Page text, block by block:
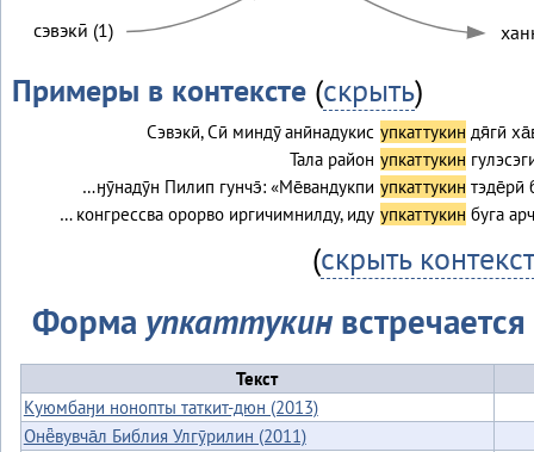
сэвэкӣ (1)
Примеры в контексте(скрыть)
Сэвэкӣ, Сӣ миндӯ анӣнадукис упкаттукин дя̄гӣ
Тала район упкаттукин
…ӈӯнадӯн Пилип гунчэ̄: «Ме̄вандукпи упкаттукин тэде̄рӣ
… конгрессва орорво иргичимнилду, иду упкаттукин буга
(скрыть контекст
Форма упкаттукин
Текст
Куюмбаӈи нонопты таткит-дюн (2013)
Онё̄вувча̄л Библия Улгӯрилин (2011)